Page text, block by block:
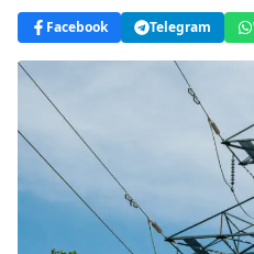
Facebook Telegram